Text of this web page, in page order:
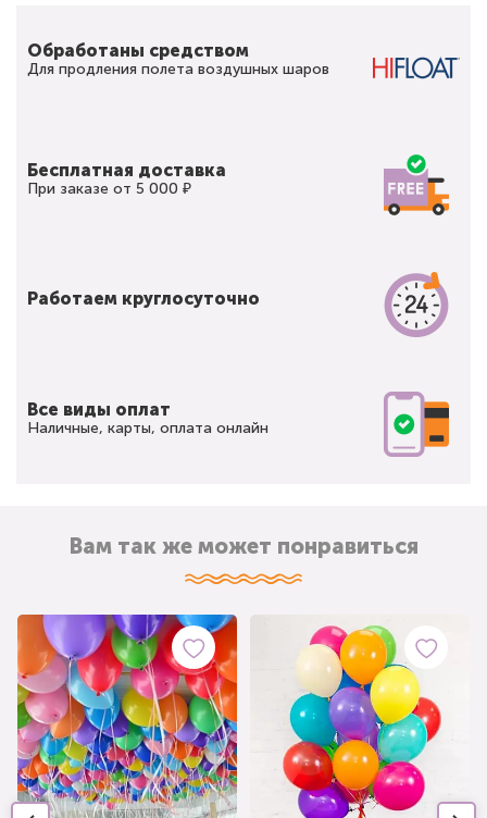
Обработаны средством
Для продления полета воздушных шаров
Бесплатная доставка
При заказе от 5 000 ₽
Работаем круглосуточно
Все виды оплат
Наличные, карты, оплата онлайн
Вам так же может понравиться